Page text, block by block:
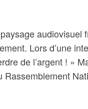
Lors d’une
de l’argent ! »